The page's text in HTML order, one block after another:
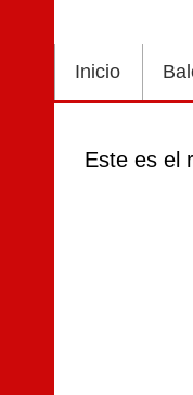
Inicio
Este es el